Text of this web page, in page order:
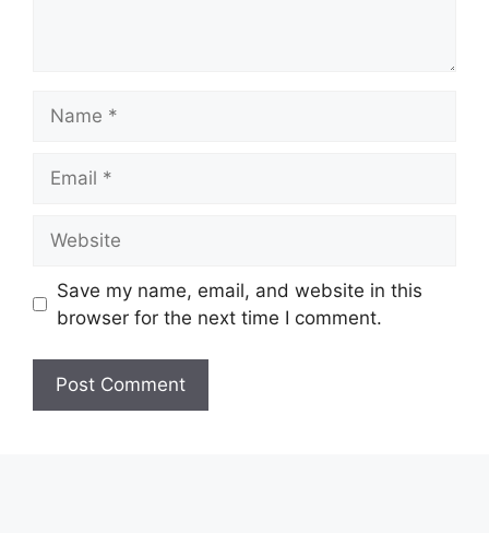
Save my name, email, and website in this
browser for the next time I comment.